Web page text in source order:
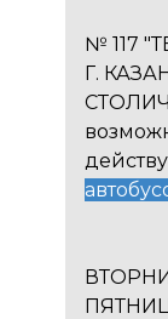
№ 117
Г.